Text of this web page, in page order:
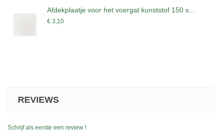
Afdekplaatje voor het voergat kunststof 150 x...
€ 3,10
REVIEWS
Schrijf als eerste een review !